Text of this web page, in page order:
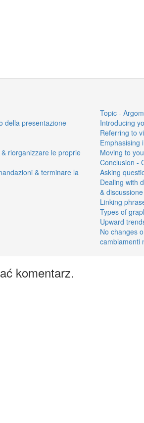
Topic -
della presentazione
Introducing
Referring to
Emphasising
riorganizzare le proprie
Moving to
Conclusion -
& terminare la
Asking
Dealing with
& discussione
Linking
Types of
Upward
No changes
cambiamenti
komentarz.